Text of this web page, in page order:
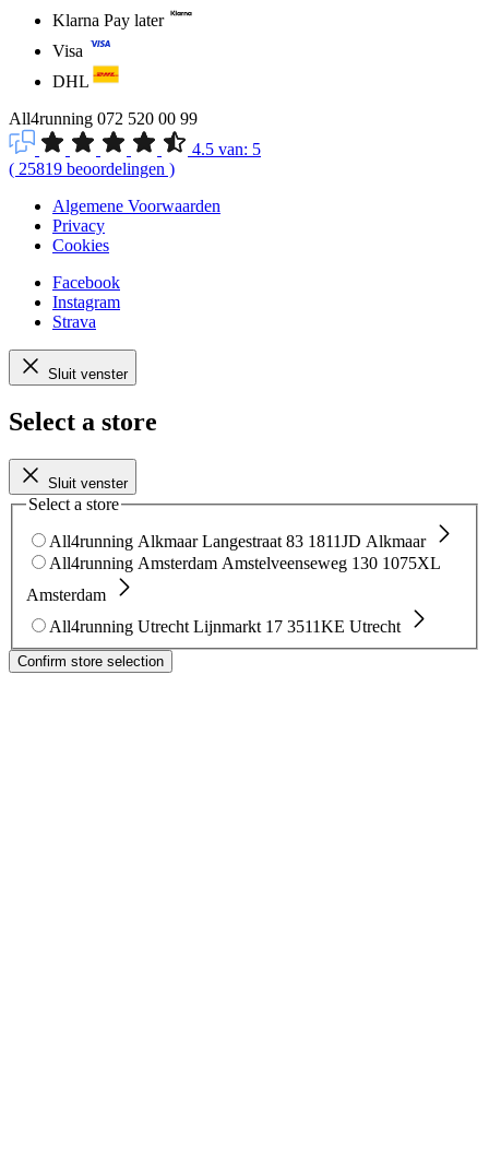
Klarna Pay later
Visa
DHL
All4running 072 520 00 99
4.5 van: 5
( 25819 beoordelingen )
Algemene Voorwaarden
Privacy
Cookies
Facebook
Instagram
Strava
Sluit venster
Select a store
Sluit venster
Select a store
All4running Alkmaar Langestraat 83 1811JD Alkmaar
All4running Amsterdam Amstelveenseweg 130 1075XL
Amsterdam
All4running Utrecht Lijnmarkt 17 3511KE Utrecht
Confirm store selection